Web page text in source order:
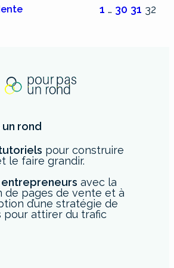
1 … 30 31 32
rond
pour construire
le faire grandir.
entrepreneurs avec la
de pages de vente et à
d’une stratégie de
pour attirer du trafic